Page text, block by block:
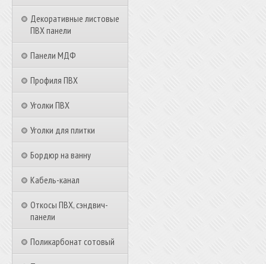
Декоративные листовые
ПВХ панели
Панели МДФ
Профиля ПВХ
Уголки ПВХ
Уголки для плитки
Бордюр на ванну
Кабель-канал
Откосы ПВХ, сэндвич-
панели
Поликарбонат сотовый